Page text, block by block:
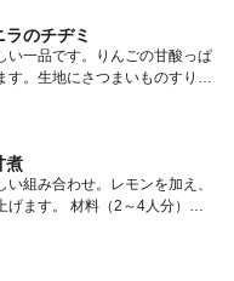
のチヂミ
い一品です。りんごの甘酸っぱ
す。生地にさつまいものすりお
煮
組み合わせ。レモンを加え、
2～4人分）